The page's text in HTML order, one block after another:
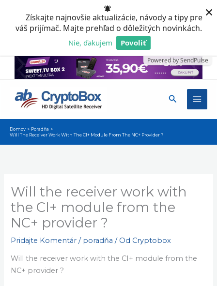
Získajte najnovšie aktualizácie, návody a tipy pre
váš prijímač. Majte prehľad o dôležitých novinkách.
Nie, ďakujem Povoliť
Powered by SendPulse
×
obsah
Hľadať
Domov
Poradňa
Will The Receiver Work With The CI+ Module From The NC+ Provider ?
Will the receiver work with
the CI+ module from the
NC+ provider ?
Pridajte Komentár / poradňa / Od Cryptobox
Will the receiver work with the CI+ module from the
NC+ provider ?